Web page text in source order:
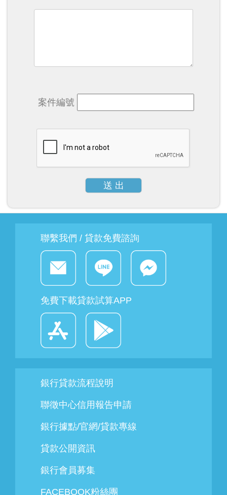
案件編號
送 出
聯繫我們 / 貸款免費諮詢
免費下載貸款試算APP
銀行貸款流程說明
聯徵中心信用報告申請
銀行據點/官網/貸款專線
貸款公開資訊
銀行會員募集
FACEBOOK粉絲團